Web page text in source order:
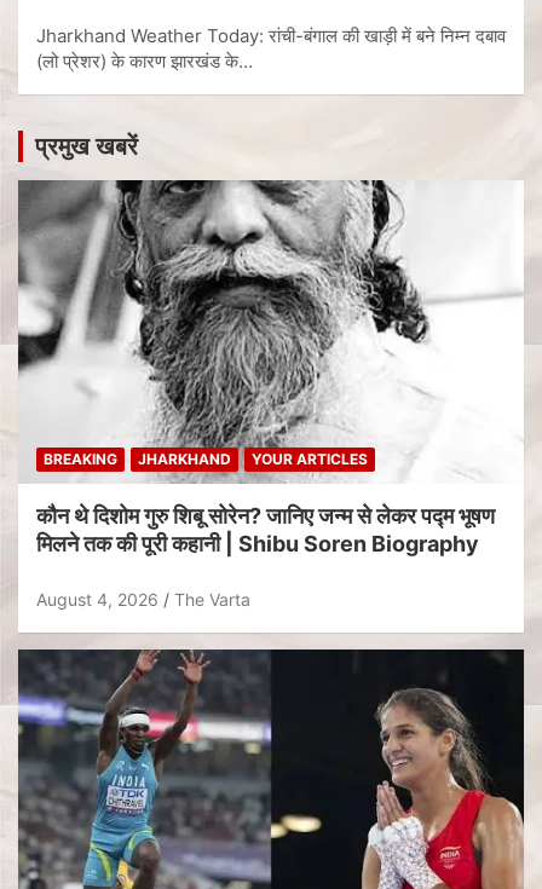
Jharkhand Weather Today: रांची-बंगाल की खाड़ी में बने निम्न दबाव
(लो प्रेशर) के कारण झारखंड के…
प्रमुख खबरें
BREAKING JHARKHAND YOUR ARTICLES
कौन थे दिशोम गुरु शिबू सोरेन? जानिए जन्म से लेकर पद्म भूषण
मिलने तक की पूरी कहानी | Shibu Soren Biography
August 4, 2026 The Varta